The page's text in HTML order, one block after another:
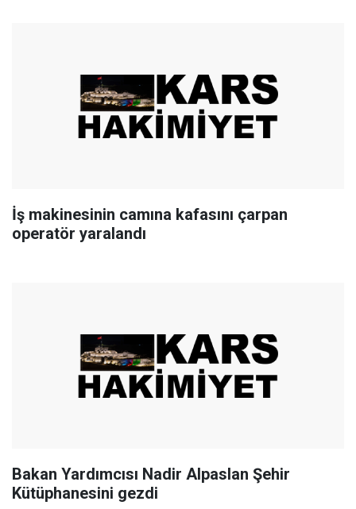
İş makinesinin camına kafasını çarpan
operatör yaralandı
Bakan Yardımcısı Nadir Alpaslan Şehir
Kütüphanesini gezdi